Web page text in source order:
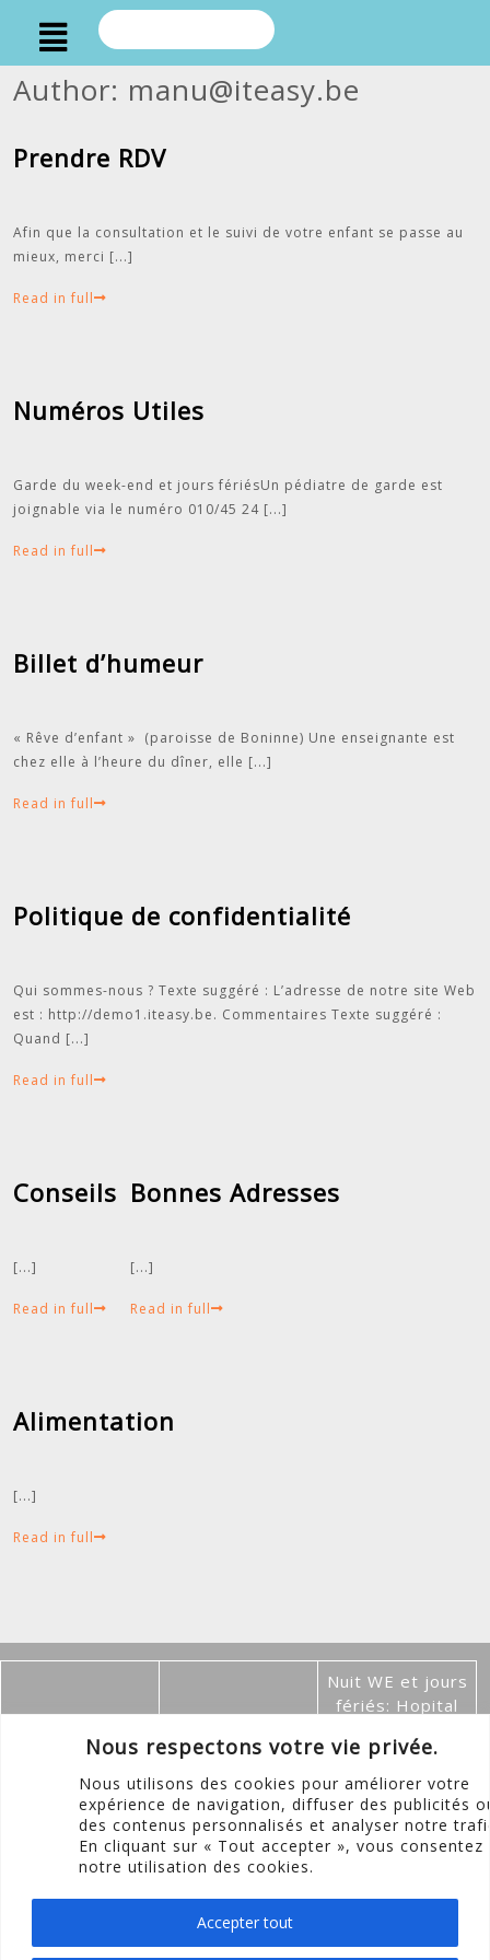
Nous respectons votre vie privée.
Nous utilisons des cookies pour améliorer votre
expérience de navigation, diffuser des publicités
des contenus personnalisés et analyser notre
En cliquant sur « Tout accepter », vous consentez
notre utilisation des cookies.
Accepter tout
Author: manu@iteasy.be
Prendre RDV
Afin que la consultation et le suivi de votre enfant se passe au
mieux, merci [...]
Read in full
Numéros Utiles
Garde du week-end et jours fériésUn pédiatre de garde est
joignable via le numéro 010/45 24 [...]
Read in full
Billet d’humeur
« Rêve d’enfant » (paroisse de Boninne) Une enseignante est
chez elle à l’heure du dîner, elle [...]
Read in full
Politique de confidentialité
Qui sommes-nous ? Texte suggéré : L’adresse de notre site Web
est : http://demo1.iteasy.be. Commentaires Texte suggéré :
Quand [...]
Read in full
Conseils
[...]
Read in full
Bonnes Adresses
[...]
Read in full
Alimentation
[...]
Read in full
Boulevard du
Centenaire 88 –
1325 Dion-le-
Val
010 22 61 35
Permanence
pédiatrique
Week-end et
jours fériés
Nuit WE et jours
fériés: Hopital
de chez vous
UNIQUEMENT
EN CAS
D'ALTERATION
DE L'ETAT
VOTRE ENFANT.
d'attendre